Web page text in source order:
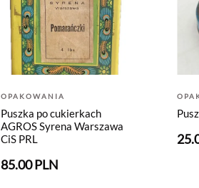
OPAKOWANIA
Puszka po cukierkach
AGROS Syrena Warszawa
CiS PRL
85.00 PLN